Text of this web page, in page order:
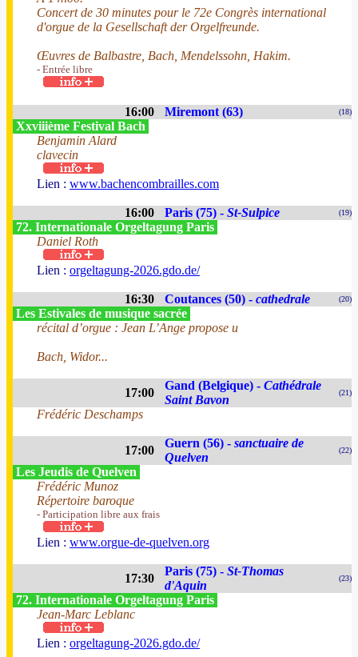
Concert de 30 minutes pour le 72e Congrès international
d'orgue de la Gesellschaft der Orgelfreunde.
Œuvres de Balbastre, Bach, Mendelssohn, Hakim.
- Entrée libre
16:00 Miremont (63) (18)
Xxviiième Festival Bach
Benjamin Alard
clavecin
Lien : www.bachencombrailles.com
16:00 Paris (75) - St-Sulpice (19)
72. Internationale Orgeltagung Paris
Daniel Roth
Lien : orgeltagung-2026.gdo.de/
16:30 Coutances (50) - cathedrale (20)
Les Estivales de musique sacrée
récital d’orgue : Jean L’Ange propose u
Bach, Widor...
17:00
Gand (Belgique) - Cathédrale
Saint Bavon
(21)
Frédéric Deschamps
17:00
Guern (56) - sanctuaire de
Quelven
(22)
Les Jeudis de Quelven
Frédéric Munoz
Répertoire baroque
- Participation libre aux frais
Lien : www.orgue-de-quelven.org
17:30
Paris (75) - St-Thomas
d'Aquin
(23)
72. Internationale Orgeltagung Paris
Jean-Marc Leblanc
Lien : orgeltagung-2026.gdo.de/